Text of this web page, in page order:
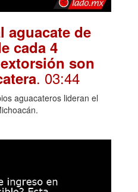
aguacate de
cada 4
son
. 03:44
aguacateros lideran el